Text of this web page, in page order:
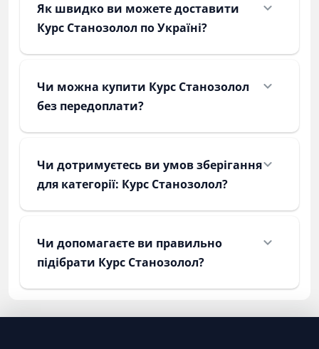
Як швидко ви можете доставити
Курс Станозолол по Україні?
Чи можна купити Курс Станозолол
без передоплати?
Чи дотримуєтесь ви умов зберігання
для категорії: Курс Станозолол?
Чи допомагаєте ви правильно
підібрати Курс Станозолол?